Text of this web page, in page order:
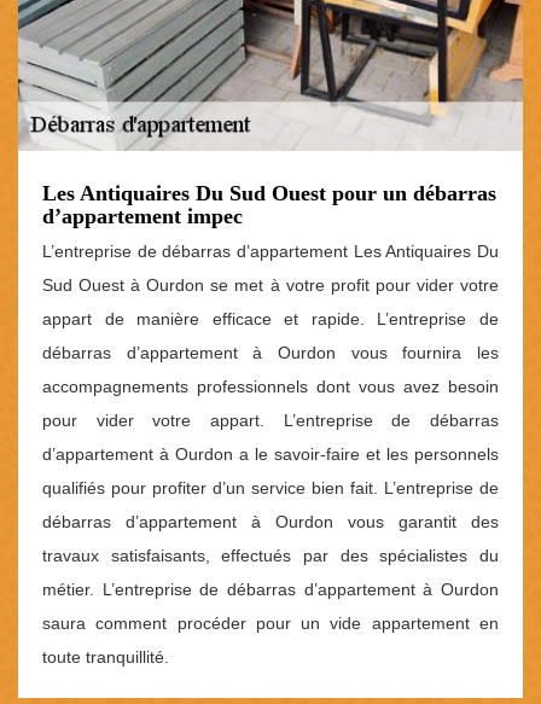
Les Antiquaires Du Sud Ouest pour un débarras
d’appartement impec
L’entreprise de débarras d’appartement Les Antiquaires Du
Sud Ouest à Ourdon se met à votre profit pour vider votre
appart de manière efficace et rapide. L’entreprise de
débarras d’appartement à Ourdon vous fournira les
accompagnements professionnels dont vous avez besoin
pour vider votre appart. L’entreprise de débarras
d’appartement à Ourdon a le savoir-faire et les personnels
qualifiés pour profiter d’un service bien fait. L’entreprise de
débarras d’appartement à Ourdon vous garantit des
travaux satisfaisants, effectués par des spécialistes du
métier. L’entreprise de débarras d’appartement à Ourdon
saura comment procéder pour un vide appartement en
toute tranquillité.